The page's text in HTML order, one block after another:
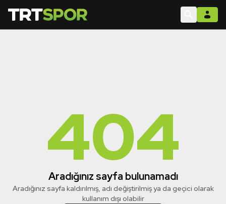
404
Aradığınız sayfa bulunamadı
Aradığınız sayfa kaldırılmış, adı değiştirilmiş ya da geçici olarak
kullanım dışı olabilir